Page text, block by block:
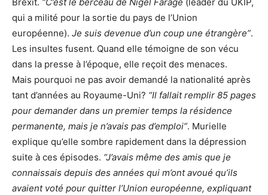
qui a milité pour la sortie du pays de l’Union
européenne). Je suis devenue d’un coup une étrangère”.
Les insultes fusent. Quand elle témoigne de son vécu
dans la presse à l’époque, elle reçoit des menaces.
Mais pourquoi ne pas avoir demandé la nationalité après
tant d’années au Royaume-Uni? “Il fallait remplir 85 pages
pour demander dans un premier temps la résidence
permanente, mais je n’avais pas d’emploi”. Murielle
explique qu’elle sombre rapidement dans la dépression
suite à ces épisodes. “J’avais même des amis que je
connaissais depuis des années qui m’ont avoué qu’ils
avaient voté pour quitter l’Union européenne, expliquant